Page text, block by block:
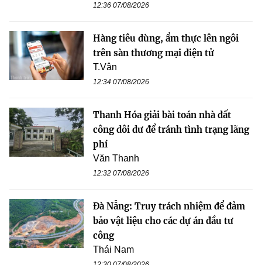
12:36 07/08/2026
Hàng tiêu dùng, ẩm thực lên ngôi
trên sàn thương mại điện tử
T.Vân
12:34 07/08/2026
Thanh Hóa giải bài toán nhà đất
công dôi dư để tránh tình trạng lãng
phí
Văn Thanh
12:32 07/08/2026
Đà Nẵng: Truy trách nhiệm để đảm
bảo vật liệu cho các dự án đầu tư
công
Thái Nam